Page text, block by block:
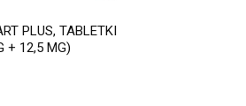
PLUS, TABLETKI
+ 12,5 MG)